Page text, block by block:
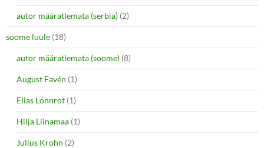
autor määratlemata (serbia) (2)
soome luule (18)
autor määratlemata (soome) (8)
August Favén (1)
Elias Lönnrot (1)
Hilja Liinamaa (1)
Julius Krohn (2)